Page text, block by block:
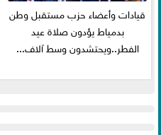
قيادات وأعضاء حزب مستقبل وطن
بدمياط يؤدون صلاة عيد
الفطر..ويحتشدون وسط آلاف...